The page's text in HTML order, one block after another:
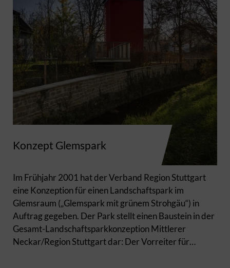
Konzept Glemspark
Im Frühjahr 2001 hat der Verband Region Stuttgart
eine Konzeption für einen Landschaftspark im
Glemsraum („Glemspark mit grünem Strohgäu“) in
Auftrag gegeben. Der Park stellt einen Baustein in der
Gesamt-Landschaftsparkkonzeption Mittlerer
Neckar/Region Stuttgart dar: Der Vorreiter für